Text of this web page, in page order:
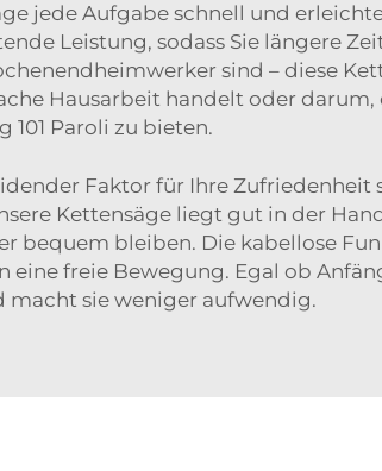
jede Aufgabe schnell und
Leistung, sodass Sie längere
sind – diese
Hausarbeit handelt oder
101 Paroli zu bieten.
Faktor für Ihre Zufriedenheit
Kettensäge liegt gut in der
bequem bleiben. Die kabellose
freie Bewegung. Egal ob
sie weniger aufwendig.